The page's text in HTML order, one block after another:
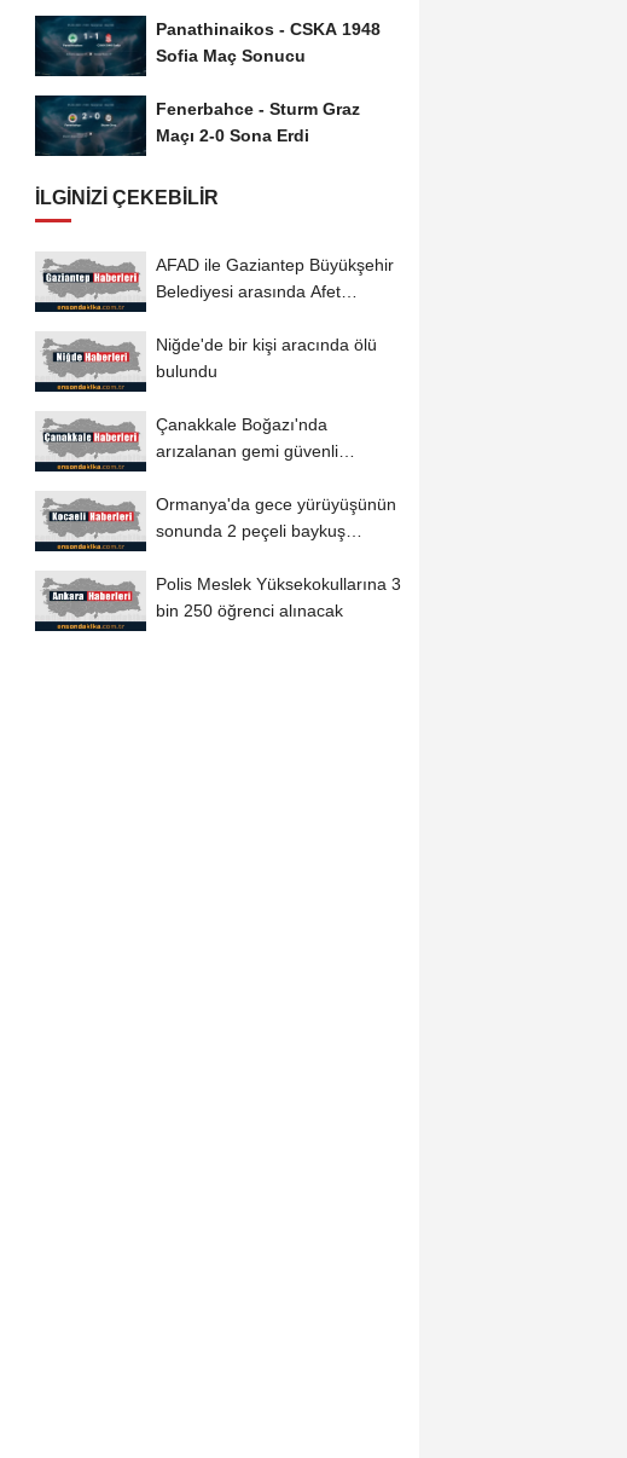
Panathinaikos - CSKA 1948
Sofia Maç Sonucu
Fenerbahce - Sturm Graz
Maçı 2-0 Sona Erdi
İLGINIZI ÇEKEBILIR
AFAD ile Gaziantep Büyükşehir
Belediyesi arasında Afet
Niğde'de bir kişi aracında ölü
bulundu
Çanakkale Boğazı'nda
arızalanan gemi güvenli
Ormanya'da gece yürüyüşünün
sonunda 2 peçeli baykuş
Polis Meslek Yüksekokullarına 3
bin 250 öğrenci alınacak